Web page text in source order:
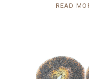
READ